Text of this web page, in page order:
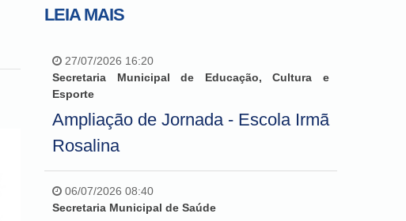
LEIA MAIS
27/07/2026 16:20
Secretaria Municipal de Educação, Cultura e
Esporte
Ampliação de Jornada - Escola Irmã
Rosalina
06/07/2026 08:40
Secretaria Municipal de Saúde